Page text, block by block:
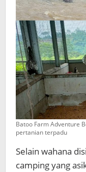
Batoo Farm Adventure
pertanian terpadu
Selain wahana
camping yang